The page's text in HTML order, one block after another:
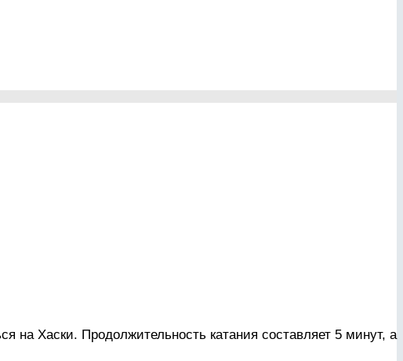
на Хаски. Продолжительность катания составляет 5 минут, а